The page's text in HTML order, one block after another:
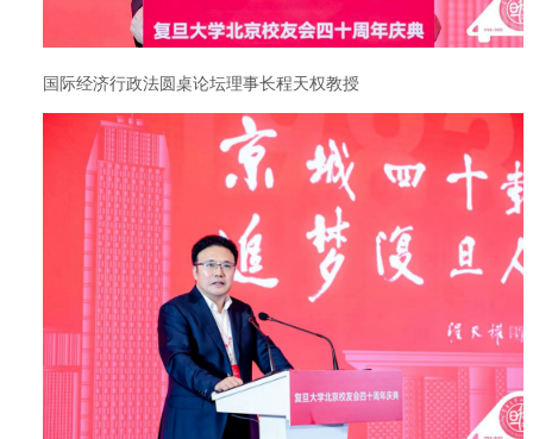
国际经济行政法圆桌论坛理事长程天权教授